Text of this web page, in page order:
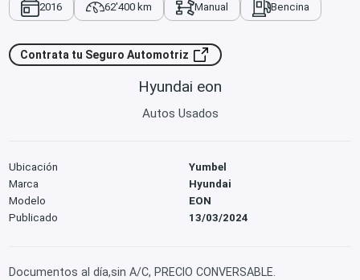
2016 62'400 km Manual Bencina
Contrata tu Seguro Automotriz
Hyundai eon
Autos Usados
Ubicación
Yumbel
Marca
Hyundai
Modelo
EON
Publicado
13/03/2024
Documentos al día,sin A/C, PRECIO CONVERSABLE.